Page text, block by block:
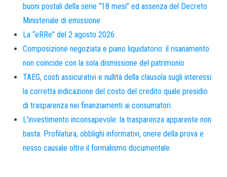
buoni postali della serie “18 mesi” ed assenza del Decreto
Ministeriale di emissione
La “eRRe” del 2 agosto 2026
Composizione negoziata e piano liquidatorio: il risanamento
non coincide con la sola dismissione del patrimonio
TAEG, costi assicurativi e nullità della clausola sugli interessi:
la corretta indicazione del costo del credito quale presidio
di trasparenza nei finanziamenti ai consumatori
L’investimento inconsapevole: la trasparenza apparente non
basta. Profilatura, obblighi informativi, onere della prova e
nesso causale oltre il formalismo documentale.